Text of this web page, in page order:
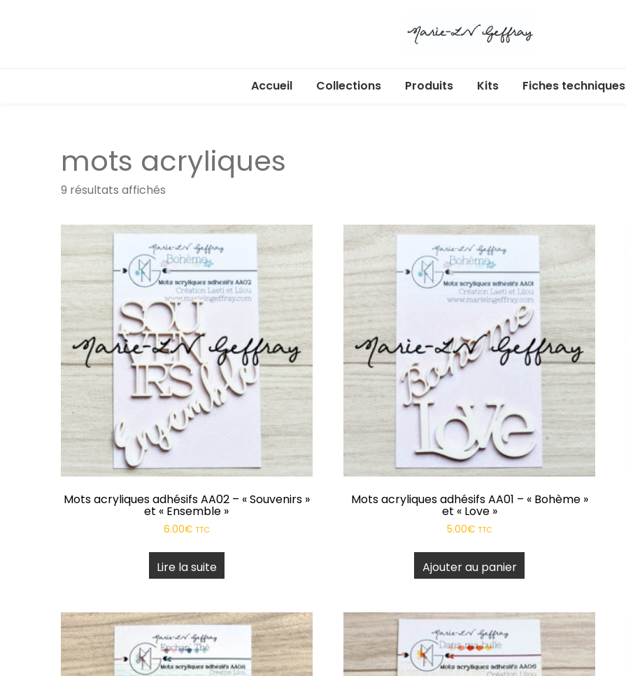
Accueil Collections
Au jardin
Dans ma bulle
365 jours
Mer Nature
Bohème
Pôl’air
Hexagone Tour
Estiv’hâle
Past’elles
En attendant
Respire
Produits
Calendrier de l’Avent
Dies
Etiquettes à découper
Etiquettes adhésives
Papiers
Pochoirs
Stickers en relief
Tampons
Produits complémentaires
Kits Fiches techniques
mots acryliques
9 résultats affichés
popularité
Mots acryliques adhésifs AA02 – « Souvenirs »
et « Ensemble »
6.00€ TTC
Lire la suite
Mots acryliques adhésifs AA01 – « Bohème »
et « Love »
5.00€ TTC
Ajouter au panier